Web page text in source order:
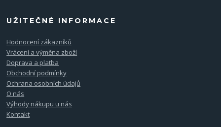
UŽITEČNÉ INFORMACE
Hodnocení zákazníků
Vrácení a výměna zboží
Doprava a platba
Obchodní podmínky
Ochrana osobních údajů
O nás
Výhody nákupu u nás
Kontakt